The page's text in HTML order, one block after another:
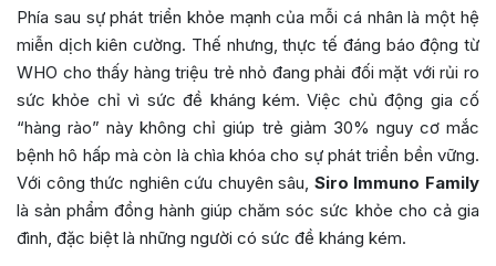
Phía sau sự phát triển khỏe mạnh của mỗi cá nhân là một hệ
miễn dịch kiên cường. Thế nhưng, thực tế đáng báo động từ
WHO cho thấy hàng triệu trẻ nhỏ đang phải đối mặt với rủi ro
sức khỏe chỉ vì sức đề kháng kém. Việc chủ động gia cố
“hàng rào” này không chỉ giúp trẻ giảm 30% nguy cơ mắc
bệnh hô hấp mà còn là chìa khóa cho sự phát triển bền vững.
Với công thức nghiên cứu chuyên sâu, Siro Immuno Family
là sản phẩm đồng hành giúp chăm sóc sức khỏe cho cả gia
đình, đặc biệt là những người có sức đề kháng kém.